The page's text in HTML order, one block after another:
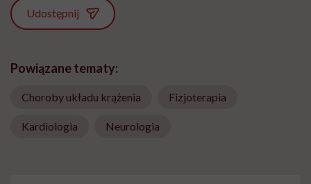
Udostępnij
Powiązane tematy:
Choroby układu krążenia Fizjoterapia
Kardiologia Neurologia